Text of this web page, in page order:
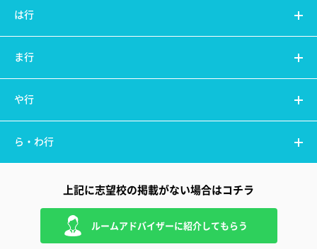
は行
ま行
や行
ら・わ行
上記に志望校の掲載がない場合はコチラ
ルームアドバイザーに紹介してもらう